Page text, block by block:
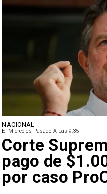
NACIONAL
El Miércoles Pasado A Las 9:35
Corte
pago de
por caso